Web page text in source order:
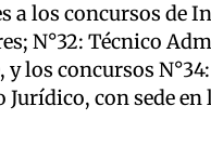
a los concursos de
N°32: Técnico
y los concursos
con sede en